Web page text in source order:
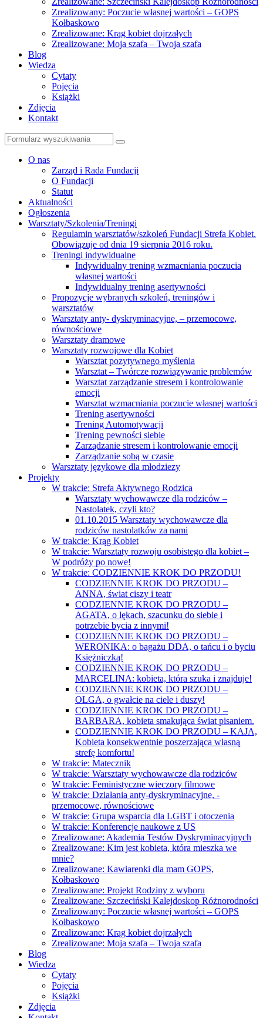
Zrealizowany: Poczucie własnej wartości – GOPS
Kołbaskowo
Zrealizowane: Krąg kobiet dojrzałych
Zrealizowane: Moja szafa – Twoja szafa
Blog
Wiedza
Cytaty
Pojęcia
Książki
Zdjęcia
Kontakt
Szukaj
O nas
Zarząd i Rada Fundacji
O Fundacji
Statut
Aktualności
Ogłoszenia
Warsztaty/Szkolenia/Treningi
Regulamin warsztatów/szkoleń Fundacji Strefa Kobiet.
Obowiązuje od dnia 19 sierpnia 2016 roku.
Treningi indywidualne
Indywidualny trening wzmacniania poczucia
własnej wartości
Indywidualny trening asertywności
Propozycje wybranych szkoleń, treningów i
warsztatów
Warsztaty anty- dyskryminacyjne, – przemocowe,
równościowe
Warsztaty dramowe
Warsztaty rozwojowe dla Kobiet
Warsztat pozytywnego myślenia
Warsztat – Twórcze rozwiązywanie problemów
Warsztat zarządzanie stresem i kontrolowanie
emocji
Warsztat wzmacniania poczucie własnej wartości
Trening asertywności
Trening Automotywacji
Trening pewności siebie
Zarządzanie stresem i kontrolowanie emocji
Zarządzanie sobą w czasie
Warsztaty językowe dla młodziezy
Projekty
W trakcie: Strefa Aktywnego Rodzica
Warsztaty wychowawcze dla rodziców –
Nastolatek, czyli kto?
01.10.2015 Warsztaty wychowawcze dla
rodziców nastolatków za nami
W trakcie: Krąg Kobiet
W trakcie: Warsztaty rozwoju osobistego dla kobiet –
W podróży po nowe!
W trakcie: CODZIENNIE KROK DO PRZODU!
CODZIENNIE KROK DO PRZODU –
ANNA, świat ciszy i teatr
CODZIENNIE KROK DO PRZODU –
AGATA, o lękach, szacunku do siebie i
potrzebie bycia z innymi!
CODZIENNIE KROK DO PRZODU –
WERONIKA: o bagażu DDA, o tańcu i o byciu
Księżniczką!
CODZIENNIE KROK DO PRZODU –
MARCELINA: kobieta, która szuka i znajduje!
CODZIENNIE KROK DO PRZODU –
OLGA, o gwałcie na ciele i duszy!
CODZIENNIE KROK DO PRZODU –
BARBARA, kobieta smakująca świat pisaniem.
CODZIENNIE KROK DO PRZODU – KAJA,
Kobieta konsekwentnie poszerzająca własną
strefę komfortu!
W trakcie: Matecznik
W trakcie: Warsztaty wychowawcze dla rodziców
W trakcie: Feministyczne wieczory filmowe
W trakcie: Działania anty-dyskryminacyjne, -
przemocowe, równościowe
W trakcie: Grupa wsparcia dla LGBT i otoczenia
W trakcie: Konferencje naukowe z US
Zrealizowane: Akademia Testów Dyskryminacyjnych
Zrealizowane: Kim jest kobieta, która mieszka we
mnie?
Zrealizowane: Kawiarenki dla mam GOPS,
Kołbaskowo
Zrealizowane: Projekt Rodziny z wyboru
Zrealizowane: Szczeciński Kalejdoskop Różnorodności
Zrealizowany: Poczucie własnej wartości – GOPS
Kołbaskowo
Zrealizowane: Krąg kobiet dojrzałych
Zrealizowane: Moja szafa – Twoja szafa
Blog
Wiedza
Cytaty
Pojęcia
Książki
Zdjęcia